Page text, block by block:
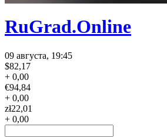
RuGrad.Online
09 августа, 19:45
$82,17
+ 0,00
€94,84
+ 0,00
zł22,01
+ 0,00